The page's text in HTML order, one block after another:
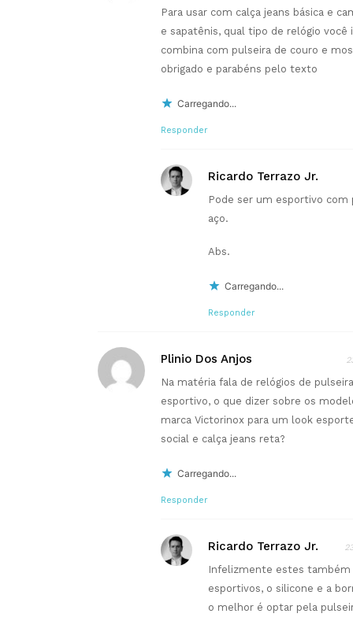
Para usar com calça jeans básica e
e sapatênis, qual tipo de relógio você
combina com pulseira de couro e
obrigado e parabéns pelo texto
Carregando...
Responder
Ricardo Terrazo Jr.
Pode ser um esportivo com
aço.
Abs.
Carregando...
Responder
Plinio Dos Anjos
Na matéria fala de relógios de
esportivo, o que dizer sobre os
marca Victorinox para um look
social e calça jeans reta?
Carregando...
Responder
Ricardo Terrazo Jr.
Infelizmente estes também
esportivos, o silicone e a
o melhor é optar pela